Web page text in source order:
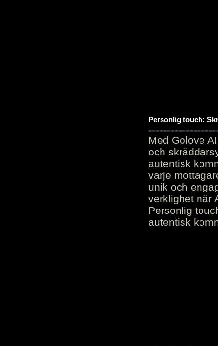
Personlig touch:
Med Golove
och
autentisk
varje
unik och
verklighet när
Personlig
autentisk